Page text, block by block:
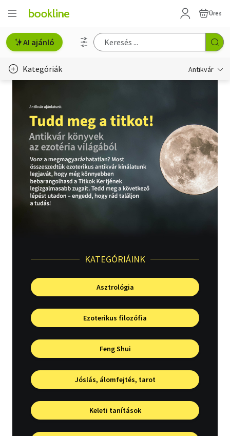
Üres
AI ajánló
Kategóriák Antikvár
Régi képeslap
Életmód, egészség
Erotika
Gyermek- és ifjúsági
Hobbi, szabadidő
Minikönyv
Művészet
Szakkönyv
Szótár, nyelvkönyv
Tankönyv, segédkönyv
Társadalomtudomány
KATEGÓRIÁINK
Asztrológia
Ezoterikus filozófia
Feng Shui
Jóslás, álomfejtés, tarot
Keleti tanítások